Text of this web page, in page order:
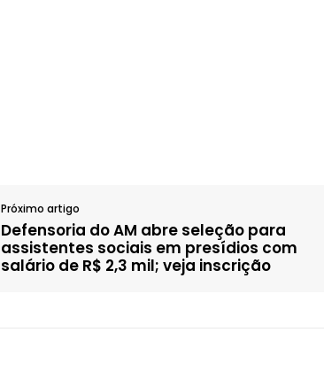
Próximo artigo
Defensoria do AM abre seleção para
assistentes sociais em presídios com
salário de R$ 2,3 mil; veja inscrição